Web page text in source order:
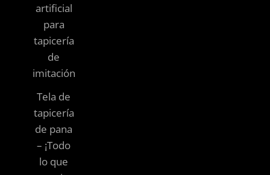
artificial
para
tapicería
de
imitación
Tela de
tapicería
de pana
– ¡Todo
lo que